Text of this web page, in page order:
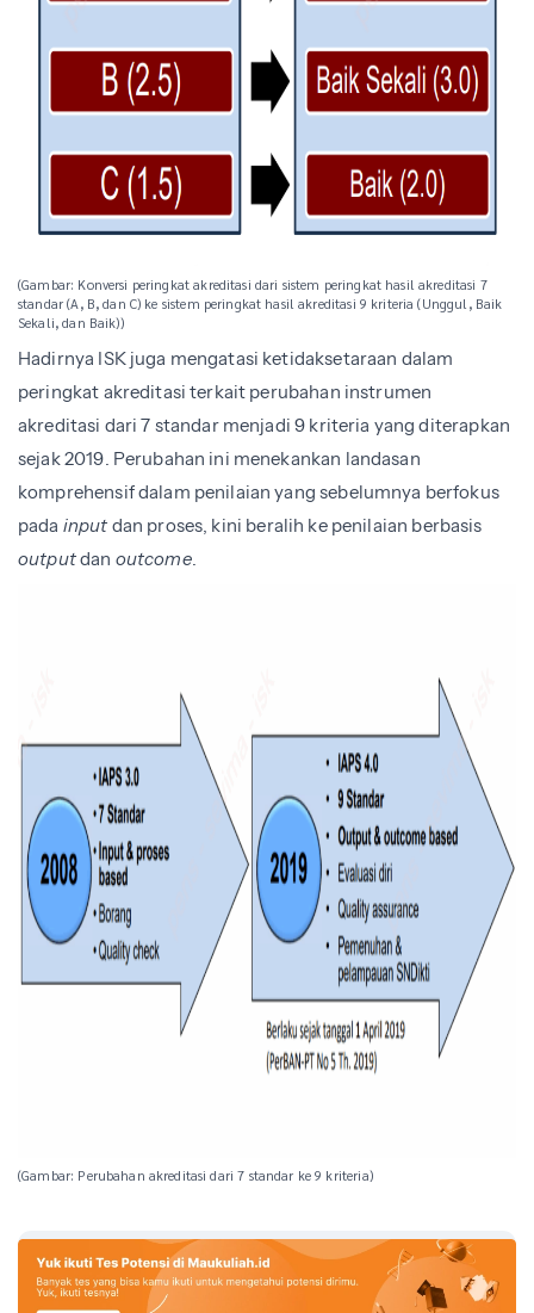
(Gambar: Konversi peringkat akreditasi dari sistem peringkat hasil akreditasi 7
standar (A, B, dan C) ke sistem peringkat hasil akreditasi 9 kriteria (Unggul, Baik
Sekali, dan Baik))
Hadirnya ISK juga mengatasi ketidaksetaraan dalam
peringkat akreditasi terkait perubahan instrumen
akreditasi dari 7 standar menjadi 9 kriteria yang diterapkan
sejak 2019. Perubahan ini menekankan landasan
komprehensif dalam penilaian yang sebelumnya berfokus
pada input dan proses, kini beralih ke penilaian berbasis
outputdan outcome.
(Gambar: Perubahan akreditasi dari 7 standar ke 9 kriteria)